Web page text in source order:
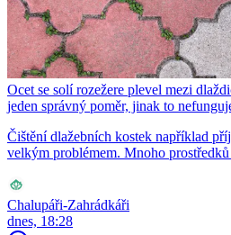
Ocet se solí rozežere plevel mezi
jeden správný poměr, jinak to
Čištění dlažebních kostek například
velkým problémem. Mnoho prostředků
Chalupáři-Zahrádkáři
dnes, 18:28